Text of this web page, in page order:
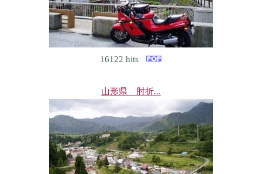
16122 hits
山形県 肘折...